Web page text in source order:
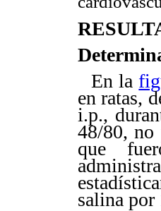
En la
en ratas,
i.p.,
48/80, no
que
salina por